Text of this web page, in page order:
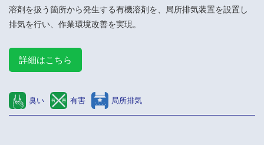
溶剤を扱う箇所から発生する有機溶剤を、局所排気装置を設置し
排気を行い、作業環境改善を実現。
詳細はこちら
臭い 有害 局所排気